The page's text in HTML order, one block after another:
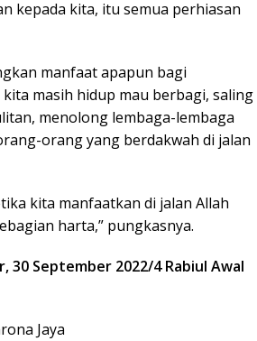
kepada kita, itu semua perhiasan
manfaat apapun bagi
masih hidup mau berbagi, saling
menolong lembaga-lembaga
orang yang berdakwah di jalan
kita manfaatkan di jalan Allah
harta,” pungkasnya.
30 September 2022/4 Rabiul Awal
Jaya